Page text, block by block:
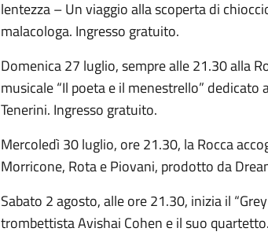
lentezza – Un viaggio alla scoperta di
malacologa. Ingresso gratuito.
Domenica 27 luglio, sempre alle 21.30 alla
musicale “Il poeta e il menestrello”
Tenerini. Ingresso gratuito.
Mercoledì 30 luglio, ore 21.30, la Rocca
Morricone, Rota e Piovani, prodotto da
Sabato 2 agosto, alle ore 21.30, inizia il
trombettista Avishai Cohen e il suo